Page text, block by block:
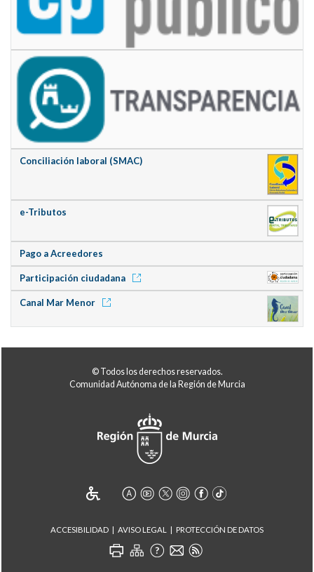
Conciliación laboral (SMAC)
e-Tributos
Pago a Acreedores
Participación ciudadana
Canal Mar Menor
© Todos los derechos reservados.
Comunidad Autónoma de la Región de Murcia
ACCESIBILIDAD AVISO LEGAL PROTECCIÓN DE DATOS